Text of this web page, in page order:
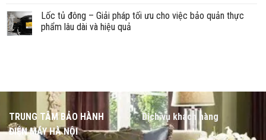
Lốc tủ đông – Giải pháp tối ưu cho việc bảo quản thực
phẩm lâu dài và hiệu quả
TRUNG TÂM BẢO HÀNH
ĐIỆN MÁY HÀ NỘI
Dịch vụ khách hàng